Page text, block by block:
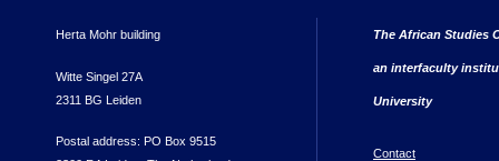
Herta Mohr building
Witte Singel 27A
2311 BG Leiden
Postal address: PO Box 9515
The African Studies
an interfaculty
University
Contact